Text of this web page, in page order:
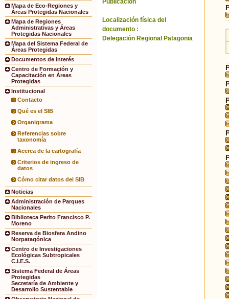
Mapa de Eco-Regiones y
Áreas Protegidas Nacionales
Mapa de Regiones
Administrativas y Áreas
Protegidas Nacionales
Mapa del Sistema Federal de
Áreas Protegidas
Documentos de interés
Centro de Formación y
Capacitación en Áreas
Protegidas
Institucional
Contacto
Qué es el SIB
Organigrama
Referencias sobre
taxonomía
Acerca de la cartografía
Criterios de ingreso de
datos
Cómo citar datos del SIB
Noticias
Administración de Parques
Nacionales
Biblioteca Perito Francisco P.
Moreno
Reserva de Biosfera Andino
Norpatagónica
Centro de Investigaciones
Ecológicas Subtropicales
C.I.E.S.
Sistema Federal de Áreas
Protegidas
Secretaría de Ambiente y
Desarrollo Sustentable
Publicación
Localización física del
documento :
Delegación Regional Patagonia